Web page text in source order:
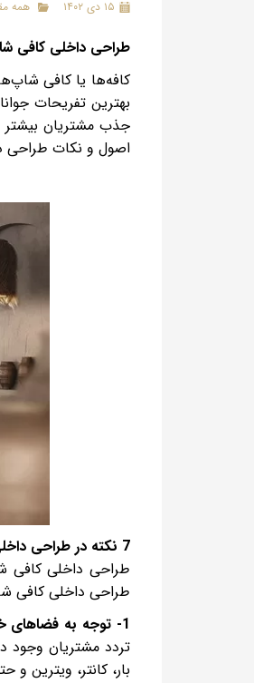
۱۵ دی ۱۴۰۲ همه
طراحی داخلی کافی
کافه‌ها یا کافی
بهترین تفریحات
جذب مشتریان بیشتر
اصول و نکات طراحی
7 نکته در طراحی داخلی کافی شاپ
طراحی داخلی کافی
طراحی داخلی کافی
1- توجه به فضاهای خالی و سیرکولاسیون:
تردد مشتریان وجود
بار، کانتر،